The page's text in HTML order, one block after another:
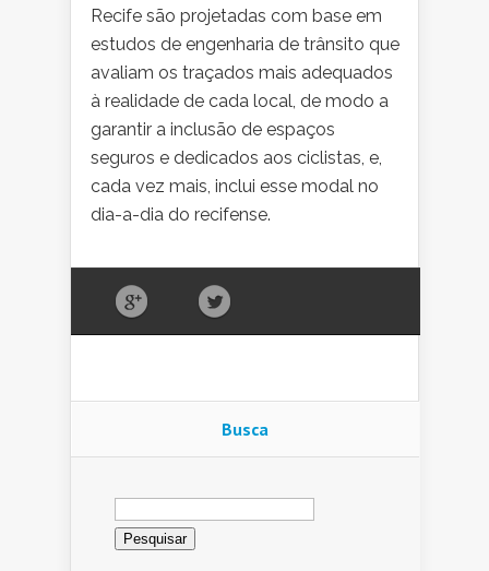
Recife são projetadas com base em
estudos de engenharia de trânsito que
avaliam os traçados mais adequados
à realidade de cada local, de modo a
garantir a inclusão de espaços
seguros e dedicados aos ciclistas, e,
cada vez mais, inclui esse modal no
dia-a-dia do recifense.
Busca
Pesquisar
por: